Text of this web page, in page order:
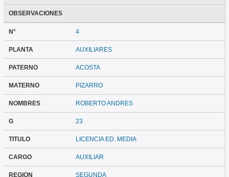
OBSERVACIONES
N° 4
PLANTA AUXILIARES
PATERNO ACOSTA
MATERNO PIZARRO
NOMBRES ROBERTO ANDRES
G 23
TITULO LICENCIA ED. MEDIA
CARGO AUXILIAR
REGION SEGUNDA